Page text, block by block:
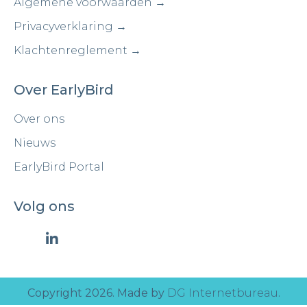
Privacyverklaring →
Klachtenreglement →
Over EarlyBird
Over ons
Nieuws
EarlyBird Portal
Volg ons
Copyright 2026. Made by DG Internetbureau.